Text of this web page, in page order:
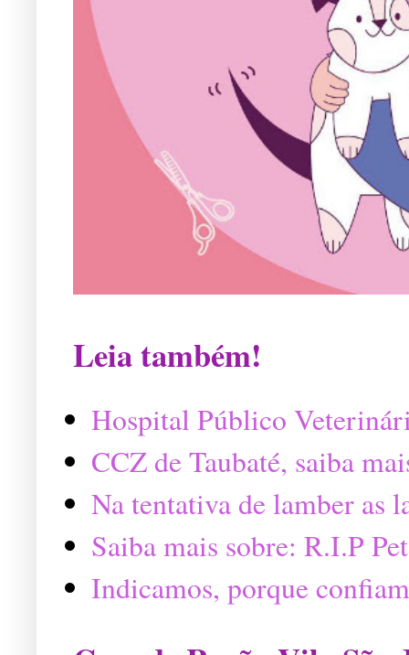
Leia também!
Hospital Público
CCZ de Taubaté, saiba
Na tentativa de lamber as
Saiba mais sobre: R.I.P
Indicamos, porque